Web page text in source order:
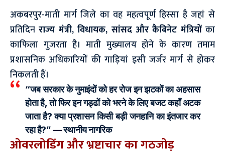
अकबरपुर-माती मार्ग जिले का वह महत्वपूर्ण हिस्सा है जहां से
प्रतिदिनराज्य मंत्री, विधायक, सांसद और कैबिनेट मंत्रियोंका
काफिला गुजरता है। माती मुख्यालय होने के कारण तमाम
प्रशासनिक अधिकारियों की गाड़ियां इसी जर्जर मार्ग से होकर
निकलती हैं।
“जब सरकार के नुमाइंदों को हर रोज इन झटकों का अहसास
होता है, तो फिर इन गड्ढों को भरने के लिए बजट कहाँ अटक
जाता है? क्या प्रशासन किसी बड़ी जनहानि का इंतजार कर
रहा है?” —स्थानीय नागरिक
ओवरलोडिंग और भ्रष्टाचार का गठजोड़